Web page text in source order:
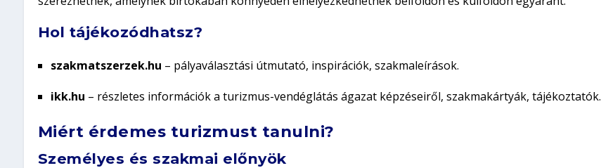
Hol tájékozódhatsz?
szakmatszerzek.hu – pályaválasztási útmutató, inspirációk, szakmaleírások.
ikk.hu – részletes információk a turizmus-vendéglátás ágazat képzéseiről, szakmakártyák, tájékoztatók.
Miért érdemes turizmust tanulni?
Személyes és szakmai előnyök